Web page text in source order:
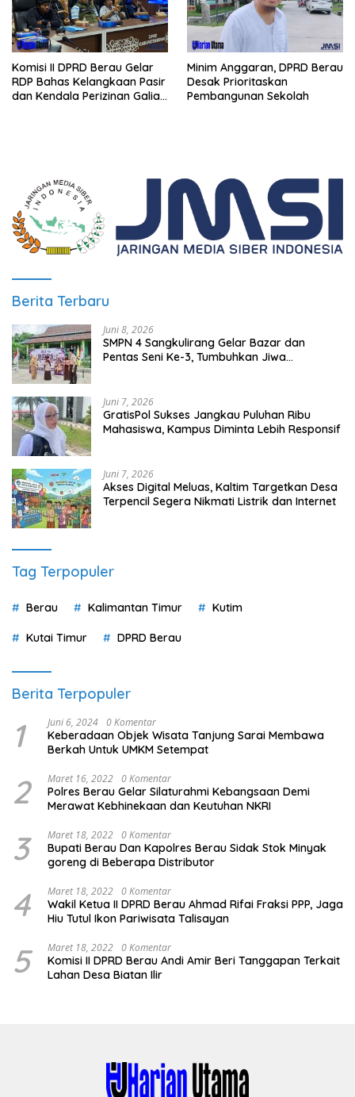
Komisi II DPRD Berau Gelar
RDP Bahas Kelangkaan Pasir
dan Kendala Perizinan Galian
Minim Anggaran, DPRD Berau
Desak Prioritaskan
Pembangunan Sekolah
Berita Terbaru
Juni 8, 2026
SMPN 4 Sangkulirang Gelar Bazar dan
Pentas Seni Ke-3, Tumbuhkan Jiwa
Juni 7, 2026
GratisPol Sukses Jangkau Puluhan Ribu
Mahasiswa, Kampus Diminta Lebih Responsif
Juni 7, 2026
Akses Digital Meluas, Kaltim Targetkan Desa
Terpencil Segera Nikmati Listrik dan Internet
Tag Terpopuler
Berau Kalimantan Timur Kutim
Kutai Timur DPRD Berau
Berita Terpopuler
1 Juni 6, 2024 0 Komentar
Keberadaan Objek Wisata Tanjung Sarai Membawa
Berkah Untuk UMKM Setempat
2 Maret 16, 2022 0 Komentar
Polres Berau Gelar Silaturahmi Kebangsaan Demi
Merawat Kebhinekaan dan Keutuhan NKRI
3 Maret 18, 2022 0 Komentar
Bupati Berau Dan Kapolres Berau Sidak Stok Minyak
goreng di Beberapa Distributor
4 Maret 18, 2022 0 Komentar
Wakil Ketua II DPRD Berau Ahmad Rifai Fraksi PPP, Jaga
Hiu Tutul Ikon Pariwisata Talisayan
5 Maret 18, 2022 0 Komentar
Komisi II DPRD Berau Andi Amir Beri Tanggapan Terkait
Lahan Desa Biatan Ilir